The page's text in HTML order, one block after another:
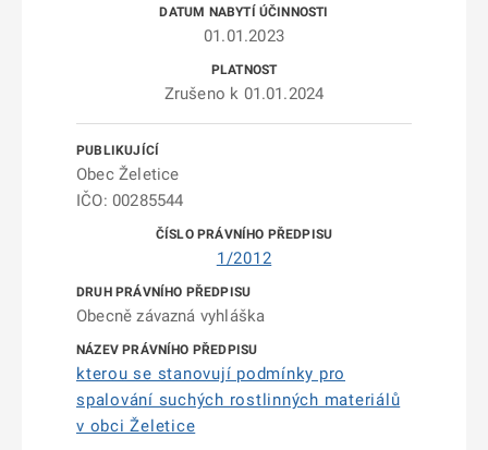
01.01.2023
Zrušeno k 01.01.2024
Obec Želetice
IČO: 00285544
1/2012
Obecně závazná vyhláška
kterou se stanovují podmínky pro
spalování suchých rostlinných materiálů
v obci Želetice